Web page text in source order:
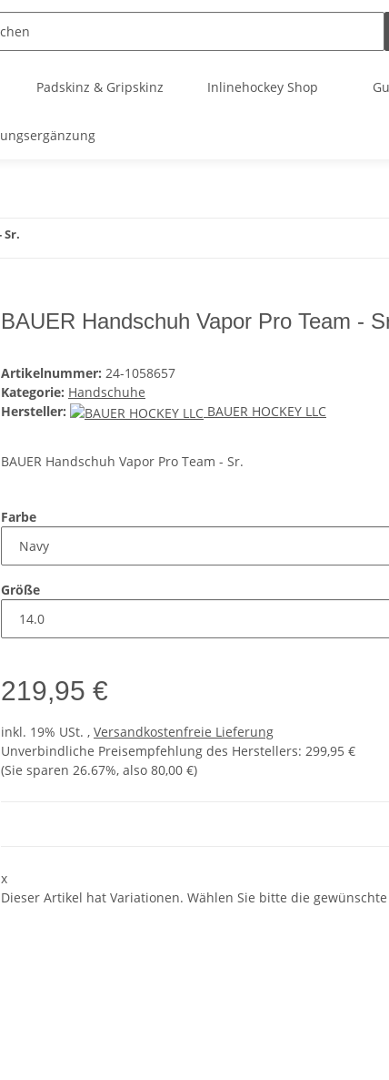
Padskinz & Gripskinz Inlinehockey Shop
Sr.
BAUER Handschuh Vapor Pro Team -
Artikelnummer: 24-1058657
Kategorie: Handschuhe
Hersteller:
BAUER HOCKEY LLC
BAUER Handschuh Vapor Pro Team - Sr.
Farbe
Größe
219,95 €
inkl. 19% USt. , Versandkostenfreie Lieferung
Unverbindliche Preisempfehlung des Herstellers: 299,95 €
(Sie sparen 26.67%, also 80,00 €)
x
Dieser Artikel hat Variationen. Wählen Sie bitte die